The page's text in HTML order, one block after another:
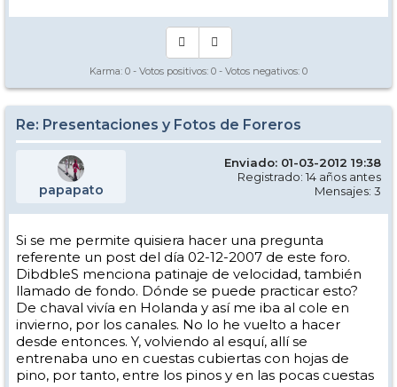
Karma: 0 - Votos positivos: 0 - Votos negativos: 0
Re: Presentaciones y Fotos de Foreros
papapato
Enviado: 01-03-2012 19:38
Registrado: 14 años antes
Mensajes: 3
Si se me permite quisiera hacer una pregunta
referente un post del día 02-12-2007 de este foro.
DibdbleS menciona patinaje de velocidad, también
llamado de fondo. Dónde se puede practicar esto?
De chaval vivía en Holanda y así me iba al cole en
invierno, por los canales. No lo he vuelto a hacer
desde entonces. Y, volviendo al esquí, allí se
entrenaba uno en cuestas cubiertas con hojas de
pino, por tanto, entre los pinos y en las pocas cuestas